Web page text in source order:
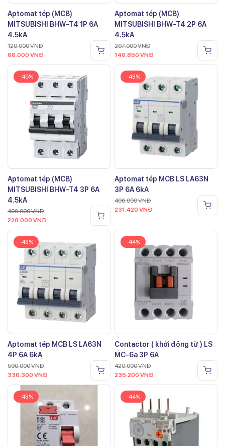
Aptomat tép (MCB)
MITSUBISHI BHW-T4 1P 6A
4.5kA
120.000VNĐ
66.000 VNĐ
Aptomat tép (MCB)
MITSUBISHI BHW-T4 2P 6A
4.5kA
267.000VNĐ
146.850 VNĐ
-45%
Aptomat tép (MCB)
MITSUBISHI BHW-T4 3P 6A
4.5kA
400.000VNĐ
220.000 VNĐ
-43%
Aptomat tép MCB LS LA63N
3P 6A 6kA
406.000VNĐ
231.420 VNĐ
-43%
Aptomat tép MCB LS LA63N
4P 6A 6kA
590.000VNĐ
336.300 VNĐ
-44%
Contactor ( khởi động từ ) LS
MC-6a 3P 6A
420.000VNĐ
235.200 VNĐ
-43% -44%